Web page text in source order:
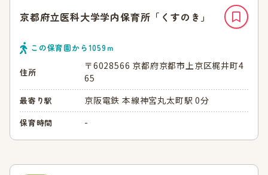
京都府立医科大学学内保育所「くすのき」
この保育園から1059ｍ
住所
〒6028566 京都府京都市上京区梶井町4
65
最寄り駅 京阪電鉄 本線神宮丸太町駅 0分
保育時間 -